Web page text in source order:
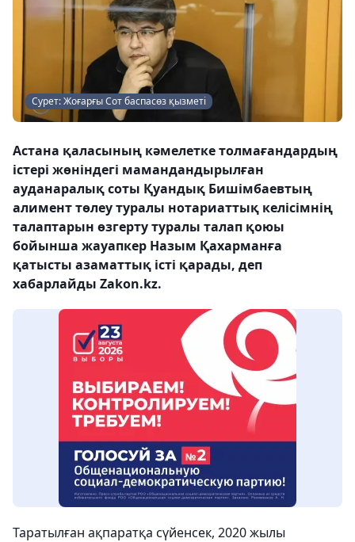
Сурет: Жоғарғы Сот баспасөз қызметі
Астана қаласының кәмелетке толмағандардың
істері жөніндегі мамандандырылған
ауданаралық соты Қуандық Бишімбаевтың
алимент төлеу туралы нотариаттық келісімнің
талаптарын өзгерту туралы талап қоюы
бойынша жауапкер Назым Қахарманға
қатысты азаматтық істі қарады, деп
хабарлайды Zakon.kz.
Таратылған ақпаратқа сүйенсек, 2020 жылы